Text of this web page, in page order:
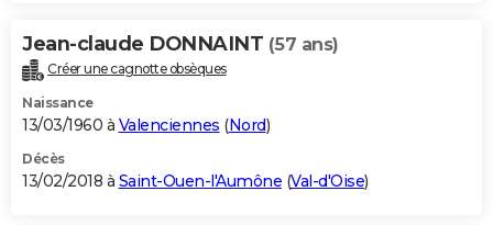
Jean-claude DONNAINT (57 ans)
Créer une cagnotte obsèques
Naissance
13/03/1960 à Valenciennes (Nord)
Décès
13/02/2018 à Saint-Ouen-l'Aumône (Val-d'Oise)